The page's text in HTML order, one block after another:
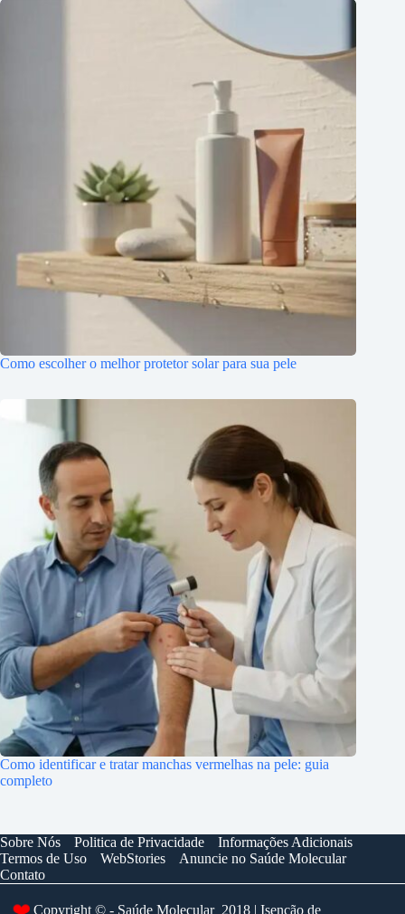
Como escolher o melhor protetor solar para sua pele
Como identificar e tratar manchas vermelhas na pele: guia
completo
Sobre Nós Politica de Privacidade
Informações Adicionais
Termos de Uso
WebStories
Anuncie no Saúde Molecular
Contato
❤️ Copyright © - Saúde Molecular 2018 | Isenção de